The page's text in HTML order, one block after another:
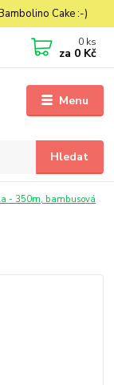
Cake :-)
Menu
Hledat
0 ks
za 0 Kč
- 350m, bambusová